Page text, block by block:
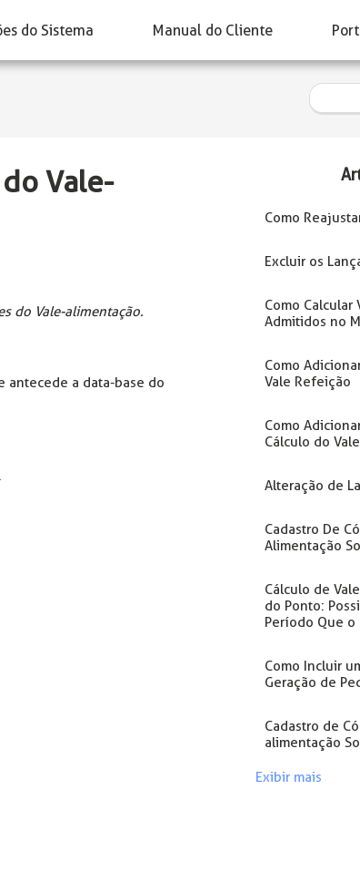
do Sistema Manual do Cliente
Vale-
do Vale-alimentação.
antecede a data-base do
Como
Excluir os
Como Calcular
Admitidos no
Como
Vale Refeição
Como
Cálculo do
Alteração de
Cadastro De
Alimentação
Cálculo de
do Ponto:
Período Que o
Como Incluir
Geração de
Cadastro de
alimentação
Exibir mais